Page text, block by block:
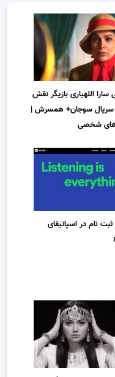
سارا اللهیاری بازیگر نقش
سریال سوجان+ همسرش |
شخصی
نام در اسپاتیفای